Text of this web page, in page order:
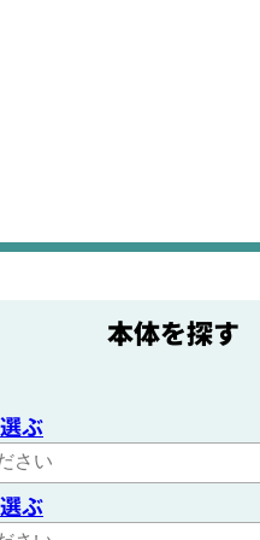
本体を探す
ぶ
ぶ